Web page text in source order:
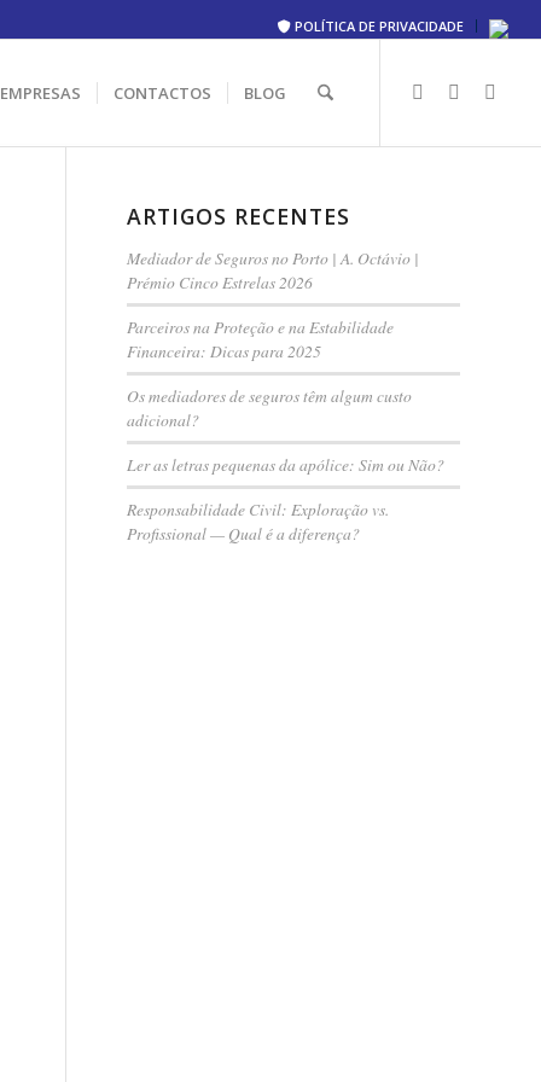
POLÍTICA DE PRIVACIDADE
CONTACTOS BLOG
ARTIGOS RECENTES
Mediador de Seguros no Porto | A. Octávio |
Prémio Cinco Estrelas 2026
Parceiros na Proteção e na Estabilidade
Financeira: Dicas para 2025
Os mediadores de seguros têm algum custo
adicional?
Ler as letras pequenas da apólice: Sim ou Não?
Responsabilidade Civil: Exploração vs.
Profissional — Qual é a diferença?